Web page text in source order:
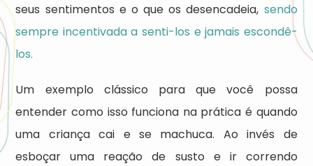
seus sentimentos e o que os desencadeia, sendo
sempre incentivada a senti-los e jamais escondê-
los.
Um exemplo clássico para que você possa
entender como isso funciona na prática é quando
uma criança cai e se machuca. Ao invés de
esboçar uma reação de susto e ir correndo